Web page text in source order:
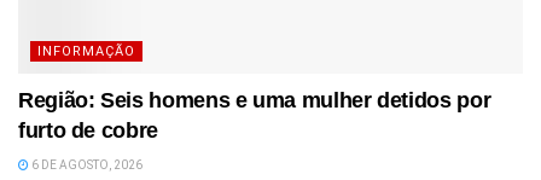
INFORMAÇÃO
Região: Seis homens e uma mulher detidos por
furto de cobre
6 DE AGOSTO, 2026